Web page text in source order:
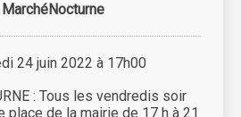
MarchéNocturne
24 juin 2022 à 17h00
: Tous les vendredis soir
place de la mairie de 17 h à 21